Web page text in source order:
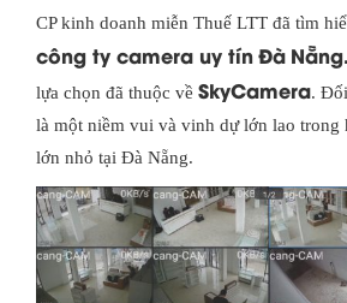
CP kinh doanh miễn Thuế LTT đã tìm
công ty camera uy tínĐà Nẵng.
lựa chọn đã thuộc về SkyCamera.
là một niềm vui và vinh dự lớn lao trong
lớn nhỏ tại Đà Nẵng.